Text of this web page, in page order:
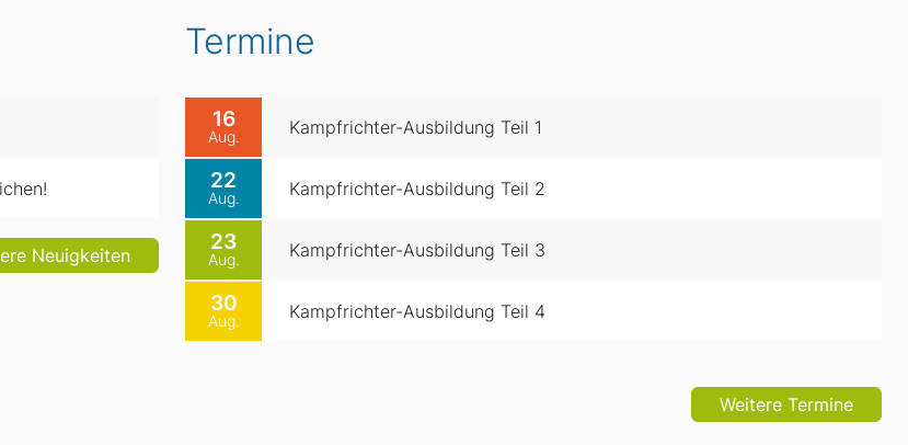
Neuigkeiten
Termine
16
Aug. Kampfrichter-Ausbildung Teil 1
22
Aug. Kampfrichter-Ausbildung Teil 2
23
Aug. Kampfrichter-Ausbildung Teil 3
30
Aug. Kampfrichter-Ausbildung Teil 4
Weitere Termine